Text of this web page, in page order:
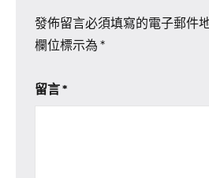
發佈留言必須填寫的電子郵件
欄位標示為 *
留言*